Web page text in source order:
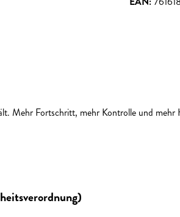
Fortschritt, mehr Kontrolle und mehr